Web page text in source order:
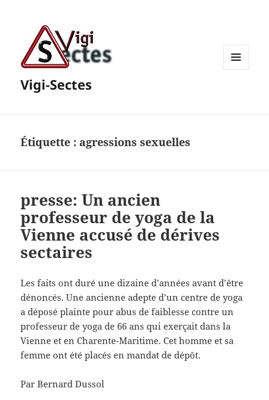
Vigi-Sectes
Étiquette : agressions sexuelles
presse: Un ancien
professeur de yoga de la
Vienne accusé de dérives
sectaires
Les faits ont duré une dizaine d’années avant d’être
dénoncés. Une ancienne adepte d’un centre de yoga
a déposé plainte pour abus de faiblesse contre un
professeur de yoga de 66 ans qui exerçait dans la
Vienne et en Charente-Maritime. Cet homme et sa
femme ont été placés en mandat de dépôt.
Par Bernard Dussol